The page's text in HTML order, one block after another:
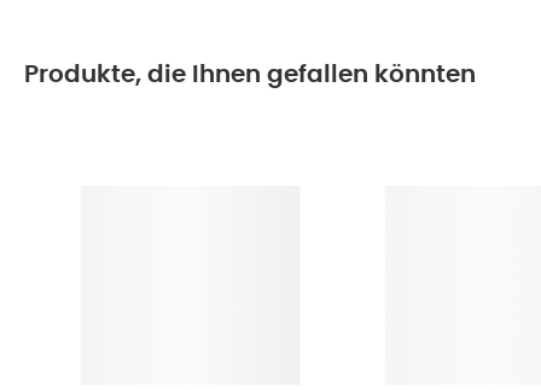
Produkte, die Ihnen gefallen könnten